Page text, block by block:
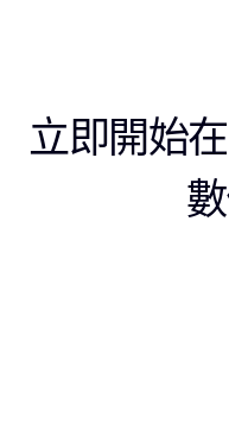
立即開始